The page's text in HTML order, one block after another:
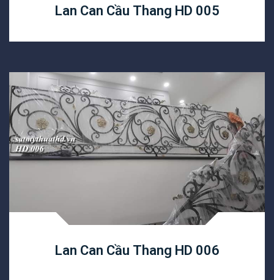
Lan Can Cầu Thang HD 005
Lan Can Cầu Thang HD 006